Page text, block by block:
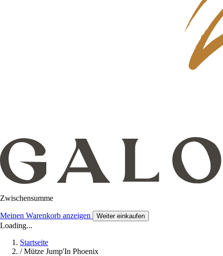
Zwischensumme
Meinen Warenkorb anzeigen Weiter einkaufen
Loading...
Startseite
/ Mütze Jump'In Phoenix